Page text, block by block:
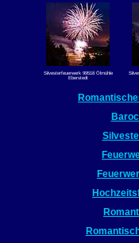
Silvesterfeuerwerk 99518 Ölmühle
Eberstedt